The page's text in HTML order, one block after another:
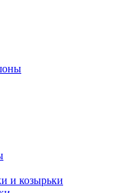
и козырьки